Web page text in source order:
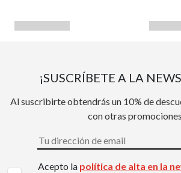
¡SUSCRÍBETE A LA
Al suscribirte obtendrás un 10% de
con otras promociones
Acepto la política de alta en la